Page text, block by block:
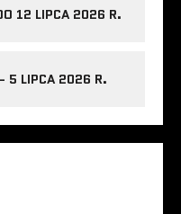
12 LIPCA 2026 R.
5 LIPCA 2026 R.